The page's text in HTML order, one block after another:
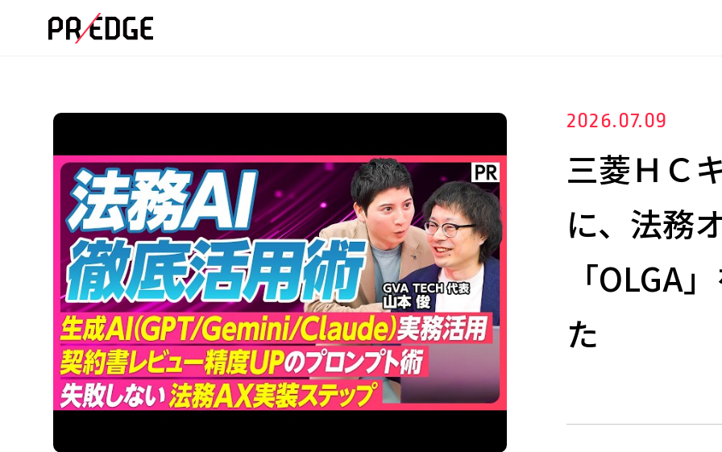
2026.07.09
三菱ＨＣ
に、法務
「OLGA
た